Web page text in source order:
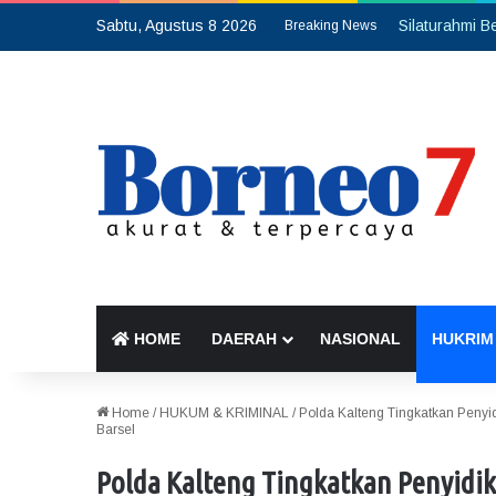
Sabtu, Agustus 8 2026 Breaking News
HOME DAERAH NASIONAL HUKRIM
Home / HUKUM & KRIMINAL / Polda Kalteng Tingkatkan
Barsel
Polda Kalteng Tingkatkan